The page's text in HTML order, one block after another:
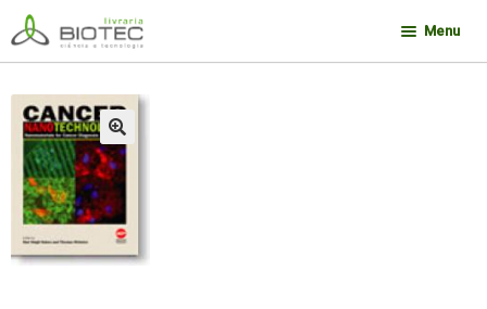
Pular
para
navegação
Pular
para
o
conteúdo
Menu
🔍